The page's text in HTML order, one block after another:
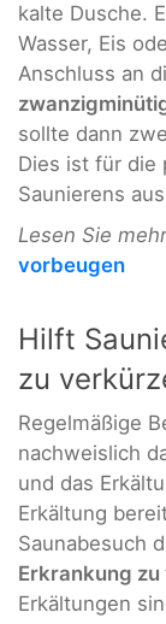
kalte Dusche.
Wasser, Eis
Anschluss an
sollte dann
Dies ist für die
Saunierens
Lesen Sie
vorbeugen
Hilft
zu
Regelmäßige
nachweislich
und das
Erkältung
Saunabesuch
Erkrankung
Erkältungen